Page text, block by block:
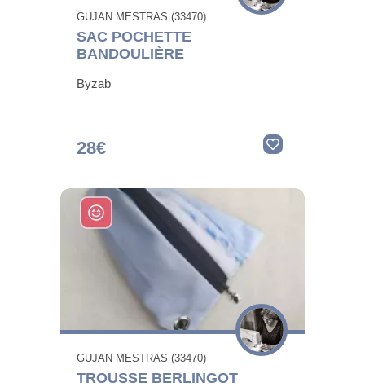
GUJAN MESTRAS (33470)
SAC POCHETTE
BANDOULIÈRE
Byzab
28€
GUJAN MESTRAS (33470)
TROUSSE BERLINGOT